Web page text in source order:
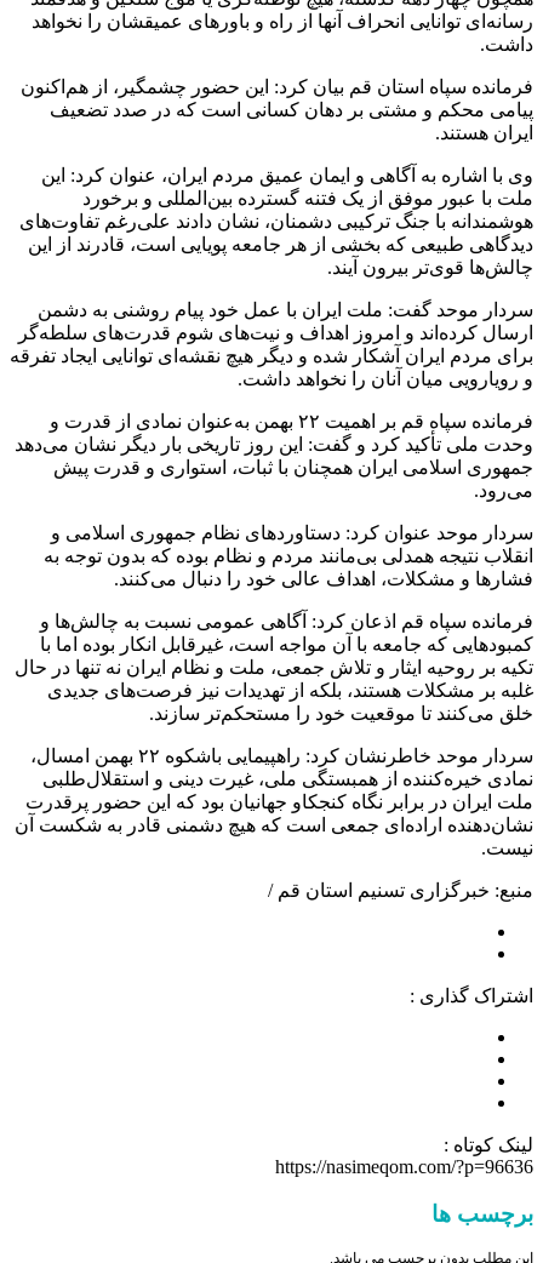
رسانه‌ای توانایی انحراف آنها از راه و باورهای عمیقشان را نخواهد
داشت.
فرمانده سپاه استان قم بیان کرد: این حضور چشمگیر، از هم‌اکنون
پیامی محکم و مشتی بر دهان کسانی است که در صدد تضعیف
ایران هستند.
وی با اشاره به آگاهی و ایمان عمیق مردم ایران، عنوان کرد: این
ملت با عبور موفق از یک فتنه گسترده بین‌المللی و برخورد
هوشمندانه با جنگ ترکیبی دشمنان، نشان دادند علی‌رغم تفاوت‌های
دیدگاهی طبیعی که بخشی از هر جامعه پویایی است، قادرند از این
چالش‌ها قوی‌تر بیرون آیند.
سردار موحد گفت: ملت ایران با عمل خود پیام روشنی به دشمن
ارسال کرده‌اند و امروز اهداف و نیت‌های شوم قدرت‌های سلطه‌گر
برای مردم ایران آشکار شده و دیگر هیچ نقشه‌ای توانایی ایجاد تفرقه
و رویارویی میان آنان را نخواهد داشت.
فرمانده سپاه قم بر اهمیت ۲۲ بهمن به‌عنوان نمادی از قدرت و
وحدت ملی تأکید کرد و گفت: این روز تاریخی بار دیگر نشان می‌دهد
جمهوری اسلامی ایران همچنان با ثبات، استواری و قدرت پیش
می‌رود.
سردار موحد عنوان کرد: دستاوردهای نظام جمهوری اسلامی و
انقلاب نتیجه همدلی بی‌مانند مردم و نظام بوده که بدون توجه به
فشارها و مشکلات، اهداف عالی خود را دنبال می‌کنند.
فرمانده سپاه قم اذعان کرد: آگاهی عمومی نسبت به چالش‌ها و
کمبودهایی که جامعه با آن مواجه است، غیرقابل انکار بوده اما با
تکیه بر روحیه ایثار و تلاش جمعی، ملت و نظام ایران نه تنها در حال
غلبه بر مشکلات هستند، بلکه از تهدیدات نیز فرصت‌های جدیدی
خلق می‌کنند تا موقعیت خود را مستحکم‌تر سازند.
سردار موحد خاطرنشان کرد: راهپیمایی باشکوه ۲۲ بهمن امسال،
نمادی خیره‌کننده از همبستگی ملی، غیرت دینی و استقلال‌طلبی
ملت ایران در برابر نگاه کنجکاو جهانیان بود که این حضور پرقدرت
نشان‌دهنده اراده‌ای جمعی است که هیچ دشمنی قادر به شکست آن
نیست.
منبع: خبرگزاری تسنیم استان قم /
اشتراک گذاری :
لینک کوتاه :
https://nasimeqom.com/?p=96636
برچسب ها
این مطلب بدون برچسب می باشد.